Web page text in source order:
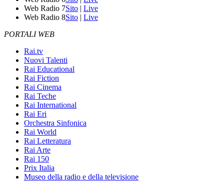
Web Radio 7Sito | Live
Web Radio 8Sito | Live
PORTALI WEB
Rai.tv
Nuovi Talenti
Rai Educational
Rai Fiction
Rai Cinema
Rai Teche
Rai International
Rai Eri
Orchestra Sinfonica
Rai World
Rai Letteratura
Rai Arte
Rai 150
Prix Italia
Museo della radio e della televisione